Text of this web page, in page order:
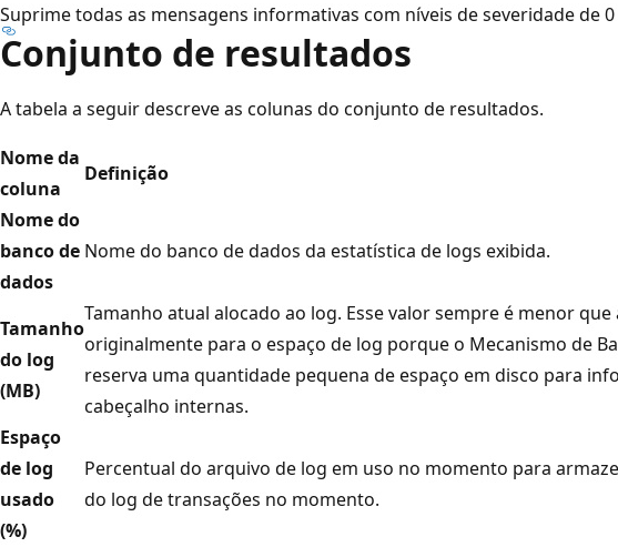
Suprime todas as mensagens informativas com níveis de severidade de 0
Conjunto de resultados
A tabela a seguir descreve as colunas do conjunto de resultados.
Nome da
coluna
Definição
Nome do
banco de
dados
Nome do banco de dados da estatística de logs exibida.
Tamanho
do log
(MB)
Tamanho atual alocado ao log. Esse valor sempre é menor
originalmente para o espaço de log porque o Mecanismo de
reserva uma quantidade pequena de espaço em disco para
cabeçalho internas.
Espaço
de log
usado
(%)
Percentual do arquivo de log em uso no momento para
do log de transações no momento.